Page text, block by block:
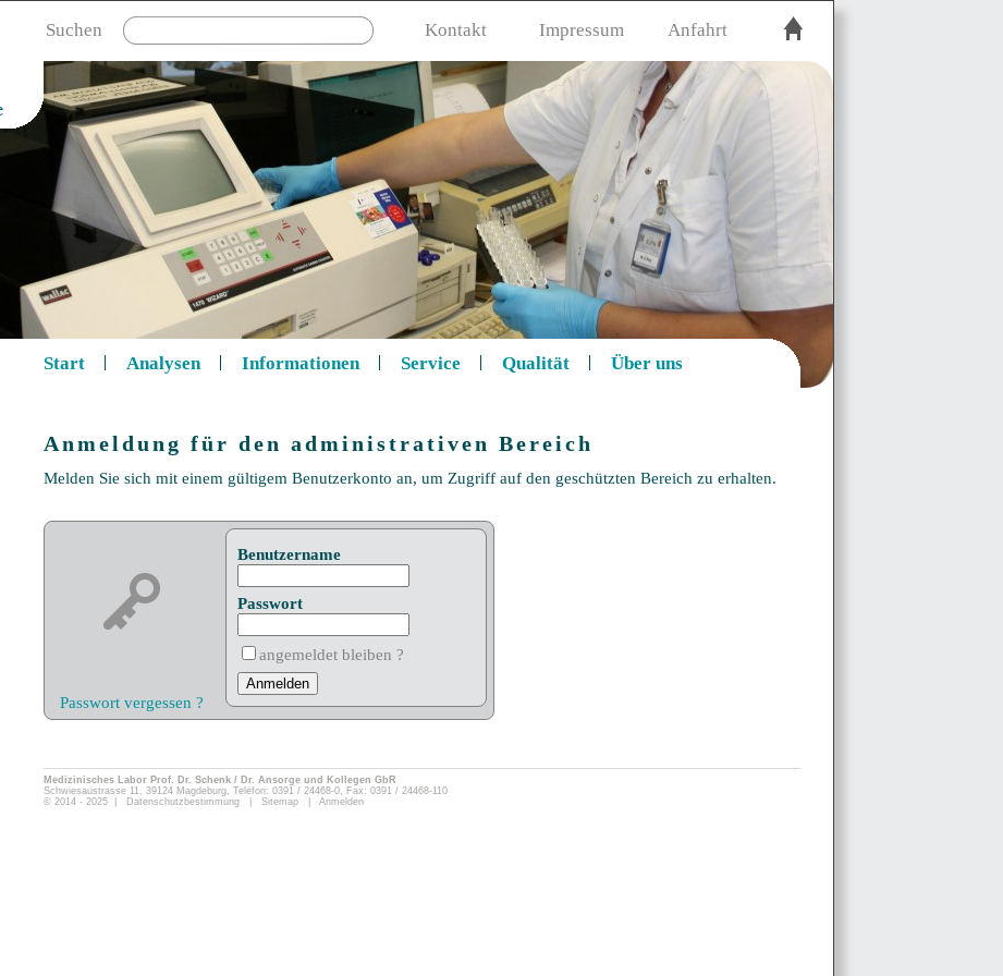
Suchen Kontakt Impressum Anfahrt
Start Analysen Informationen Service Qualität Über uns
Anmeldung für den administrativen Bereich
Melden Sie sich mit einem gültigem Benutzerkonto an, um Zugriff auf den geschützten Bereich zu erhalten.
Benutzername
Passwort
angemeldet bleiben ?
Passwort vergessen ?
Medizinisches Labor Prof. Dr. Schenk / Dr. Ansorge und Kollegen GbR
Schwiesaustrasse 11, 39124 Magdeburg, Telefon: 0391 / 24468-0, Fax: 0391 / 24468-110
© 2014 - 2025 | Datenschutzbestimmung Sitemap Anmelden